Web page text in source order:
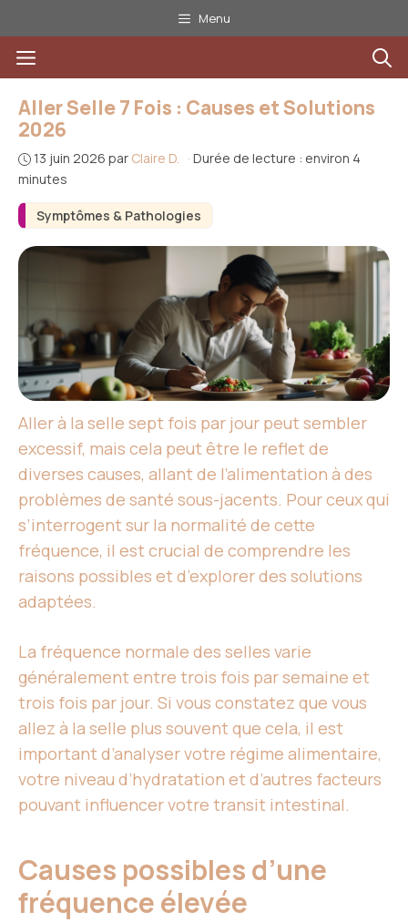
au
contenu
Menu
Menu
Symptômes & Pathologies
Aller Selle 7 Fois : Causes et Solutions
2026
13 juin 2026 par Claire D. · Durée de lecture : environ 4
minutes
Aller à la selle sept fois par jour peut sembler
excessif, mais cela peut être le reflet de
diverses causes, allant de l’alimentation à des
problèmes de santé sous-jacents. Pour ceux qui
s’interrogent sur la normalité de cette
fréquence, il est crucial de comprendre les
raisons possibles et d’explorer des solutions
adaptées.
La fréquence normale des selles varie
généralement entre trois fois par semaine et
trois fois par jour. Si vous constatez que vous
allez à la selle plus souvent que cela, il est
important d’analyser votre régime alimentaire,
votre niveau d’hydratation et d’autres facteurs
pouvant influencer votre transit intestinal.
Causes possibles d’une
fréquence élevée